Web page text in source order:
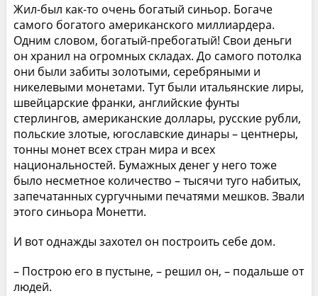
Жил-был как-то очень богатый синьор. Богаче
самого богатого американского миллиардера.
Одним словом, богатый-пребогатый! Свои деньги
он хранил на огромных складах. До самого потолка
они были забиты золотыми, серебряными и
никелевыми монетами. Тут были итальянские лиры,
швейцарские франки, английские фунты
стерлингов, американские доллары, русские рубли,
польские злотые, югославские динары – центнеры,
тонны монет всех стран мира и всех
национальностей. Бумажных денег у него тоже
было несметное количество – тысячи туго набитых,
запечатанных сургучными печатями мешков. Звали
этого синьора Монетти.
И вот однажды захотел он построить себе дом.
– Построю его в пустыне, – решил он, – подальше от
людей.